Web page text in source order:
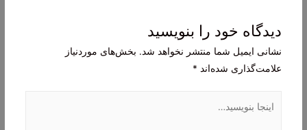
دیدگاه‌ خود را بنویسید
نشانی ایمیل شما منتشر نخواهد شد. بخش‌های موردنیاز
علامت‌گذاری شده‌اند *
بنویسید…